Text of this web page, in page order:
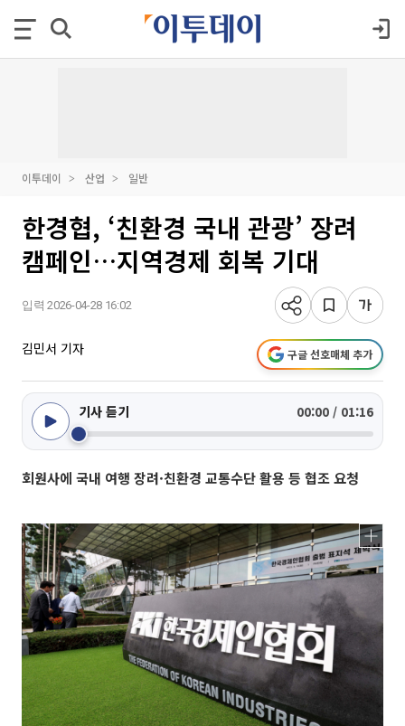
이투데이 산업 일반
한경협, ‘친환경 국내 관광’ 장려
캠페인…지역경제 회복 기대
입력 2026-04-28 16:02
김민서 기자 구글 선호매체 추가
기사 듣기 00:00 / 01:16
회원사에 국내 여행 장려·친환경 교통수단 활용 등 협조 요청